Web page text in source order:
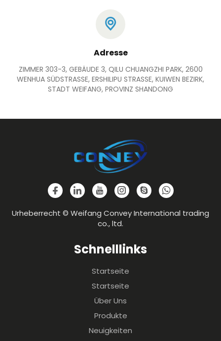
Adresse
ZIMMER 303-3, GEBÄUDE 3, QILU CHUANGZHI PARK, 2600
WENHUA SÜDSTRASSE, ERSHILIPU STRASSE, KUIWEN BEZIRK,
STADT WEIFANG, PROVINZ SHANDONG
Urheberrecht © Weifang Convey International trading
co., ltd.
Schnelllinks
Startseite
Startseite
Über Uns
Produkte
Neuigkeiten